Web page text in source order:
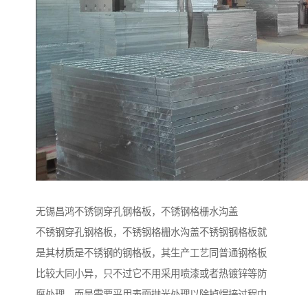
无锡昌鸿不锈钢穿孔钢格板，不锈钢格栅水沟盖
不锈钢穿孔钢格板，不锈钢格栅水沟盖不锈钢钢格板就
是其材质是不锈钢的钢格板，其生产工艺同普通钢格板
比较大同小异，只不过它不用采用喷漆或者热镀锌等防